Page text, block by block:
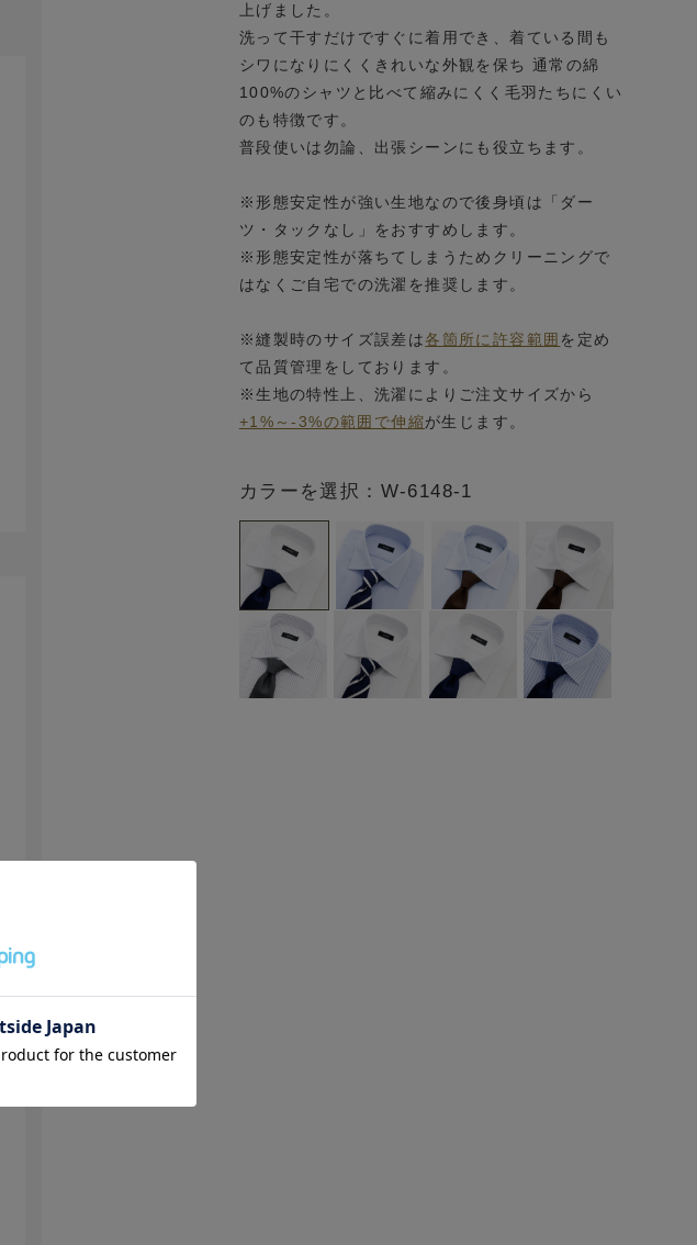
カラーを選択：W-6148-1
上げました。
洗って干すだけですぐに着用でき、着ている間も
シワになりにくくきれいな外観を保ち 通常の綿
100%のシャツと比べて縮みにくく毛羽たちにくい
のも特徴です。
普段使いは勿論、出張シーンにも役立ちます。
※形態安定性が強い生地なので後身頃は「ダー
ツ・タックなし」をおすすめします。
※形態安定性が落ちてしまうためクリーニングで
はなくご自宅での洗濯を推奨します。
※縫製時のサイズ誤差は各箇所に許容範囲 を定め
て品質管理をしております。
※生地の特性上、洗濯によりご注文サイズから
+1%～-3%の範囲で伸縮が生じます。